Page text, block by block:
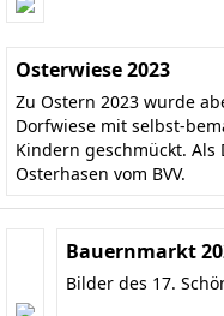
Osterwiese 2023
Zu Ostern 2023 wurde
Dorfwiese mit selbst-
Kindern geschmückt. Als
Osterhasen vom BVV.
Bauernmarkt
Bilder des 17.